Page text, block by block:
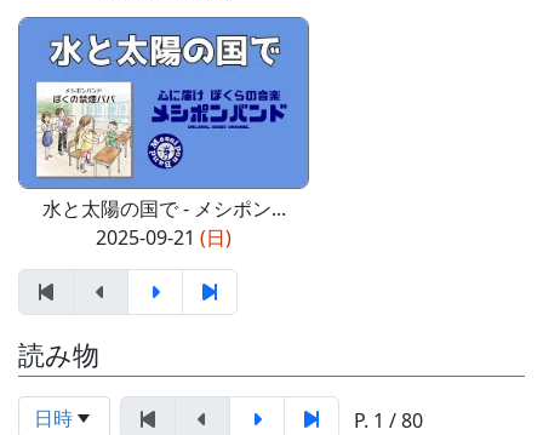
水と太陽の国で - メシポン...
2025-09-21 (日)
読み物
日時 P. 1 / 80